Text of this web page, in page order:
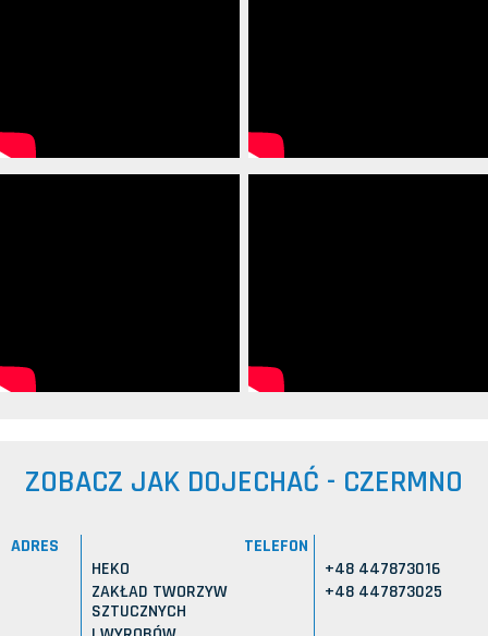
ZOBACZ JAK DOJECHAĆ - CZERMNO
ADRES
HEKO
ZAKŁAD TWORZYW
SZTUCZNYCH
TELEFON
+48 447873016
+48 447873025